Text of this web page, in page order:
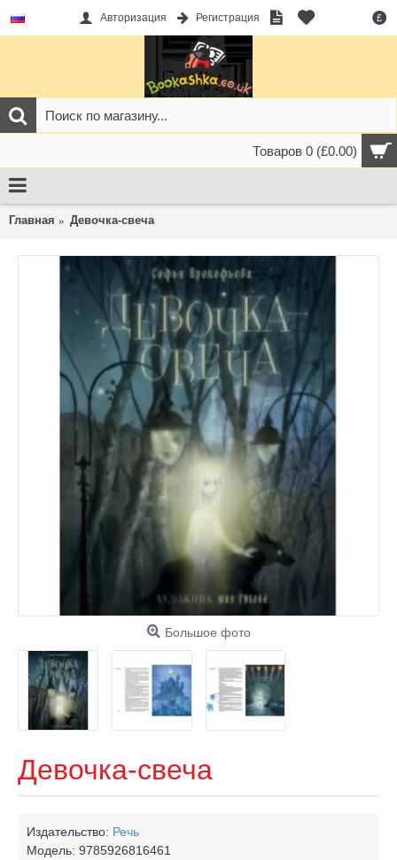
£
Авторизация Регистрация
Товаров 0 (£0.00)
Главная Девочка-свеча
Большое фото
Девочка-свеча
Издательство: Речь
Модель: 9785926816461